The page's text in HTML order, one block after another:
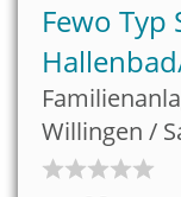
Fewo Typ
Willingen /